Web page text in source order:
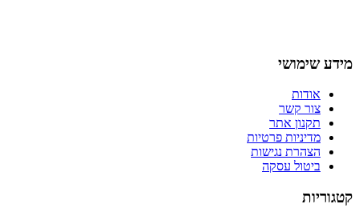
מידע שימושי
אודות
צור קשר
תקנון אתר
מדיניות פרטיות
הצהרת נגישות
ביטול עסקה
קטגוריות